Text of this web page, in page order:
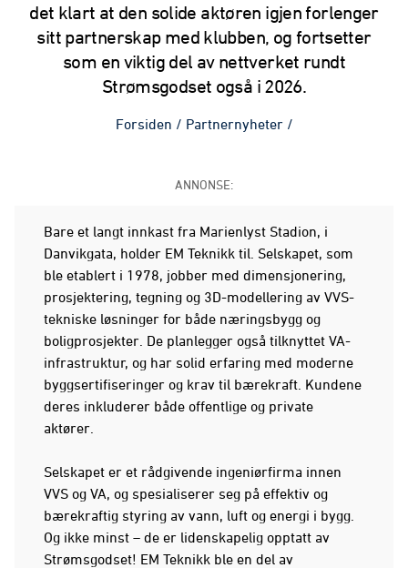
det klart at den solide aktøren igjen forlenger
sitt partnerskap med klubben, og fortsetter
som en viktig del av nettverket rundt
Strømsgodset også i 2026.
Forsiden / Partnernyheter /
ANNONSE:
Bare et langt innkast fra Marienlyst Stadion, i
Danvikgata, holder EM Teknikk til. Selskapet, som
ble etablert i 1978, jobber med dimensjonering,
prosjektering, tegning og 3D-modellering av VVS-
tekniske løsninger for både næringsbygg og
boligprosjekter. De planlegger også tilknyttet VA-
infrastruktur, og har solid erfaring med moderne
byggsertifiseringer og krav til bærekraft. Kundene
deres inkluderer både offentlige og private
aktører.
Selskapet er et rådgivende ingeniørfirma innen
VVS og VA, og spesialiserer seg på effektiv og
bærekraftig styring av vann, luft og energi i bygg.
Og ikke minst – de er lidenskapelig opptatt av
Strømsgodset! EM Teknikk ble en del av